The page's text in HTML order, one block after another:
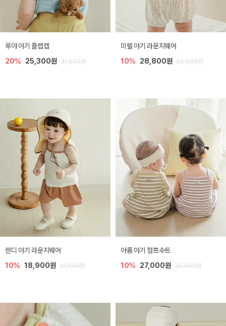
루야 아기 플랩캡
20% 25,300원 31,600원
미렐 아기 라운지웨어
10% 28,800원 32,000원
렌디 아기 라운지웨어
10% 18,900원 21,000원
아롬 아기 점프수트
10% 27,000원 30,000원